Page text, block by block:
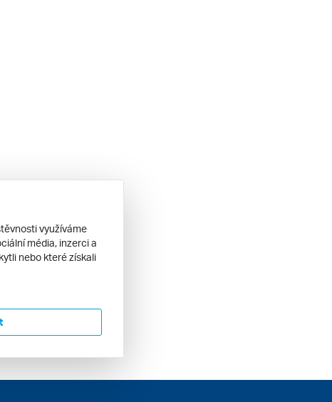
využíváme
média, inzerci a
nebo které získali